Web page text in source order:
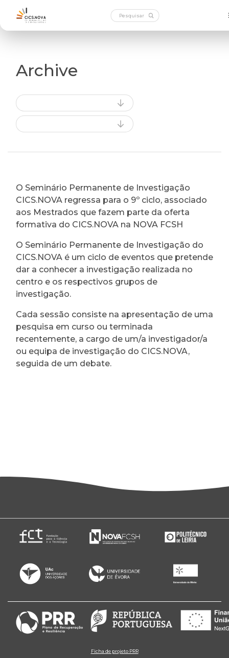
Archive
O Seminário Permanente de Investigação
CICS.NOVA regressa para o 9º ciclo, associado
aos Mestrados que fazem parte da oferta
formativa do CICS.NOVA na NOVA FCSH
O Seminário Permanente de Investigação do
CICS.NOVA é um ciclo de eventos que pretende
dar a conhecer a investigação realizada no
centro e os respectivos grupos de
investigação.
Cada sessão consiste na apresentação de uma
pesquisa em curso ou terminada
recentemente, a cargo de um/a investigador/a
ou equipa de investigação do CICS.NOVA,
seguida de um debate.
Ficha de projeto PRR